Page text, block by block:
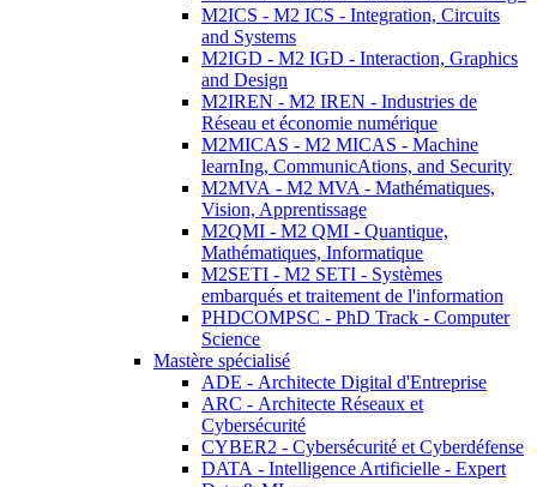
M2ICS - M2 ICS - Integration, Circuits
and Systems
M2IGD - M2 IGD - Interaction, Graphics
and Design
M2IREN - M2 IREN - Industries de
Réseau et économie numérique
M2MICAS - M2 MICAS - Machine
learnIng, CommunicAtions, and Security
M2MVA - M2 MVA - Mathématiques,
Vision, Apprentissage
M2QMI - M2 QMI - Quantique,
Mathématiques, Informatique
M2SETI - M2 SETI - Systèmes
embarqués et traitement de l'information
PHDCOMPSC - PhD Track - Computer
Science
Mastère spécialisé
ADE - Architecte Digital d'Entreprise
ARC - Architecte Réseaux et
Cybersécurité
CYBER2 - Cybersécurité et Cyberdéfense
DATA - Intelligence Artificielle - Expert